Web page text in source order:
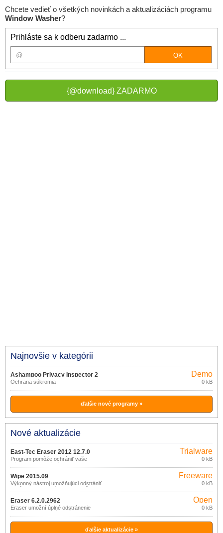
Chcete vedieť o všetkých novinkách a aktualizáciách programu
Window Washer?
Prihláste sa k odberu zadarmo ...
{@download} ZADARMO
Najnovšie v kategórii
Ashampoo Privacy Inspector 2
2.0.10
Ochrana súkromia
Demo
0 kB
ďalšie nové programy »
Nové aktualizácie
East-Tec Eraser 2012 12.7.0
Program pomôže ochrániť vaše
súkromie a citlivé dáta.
Trialware
0 kB
Wipe 2015.09
Výkonný nástroj umožňujúci odstrániť
históriu internetového prehliadača,
vyčistiť súbory index.
Freeware
0 kB
Eraser 6.2.0.2962
Eraser umožní úplné odstránenie
(skartovanie) citlivých dát z disku
niekoľkonásobným prepísaním
starostlivo volenými dátovými
Open
source
(gpl)
0 kB
ďalšie aktualizácie »